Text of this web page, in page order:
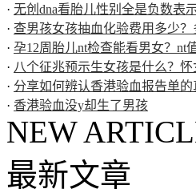
· 无创dna看胎儿性别全是负数表
· 查男孩女孩抽血化验费用多少？
· 孕12周胎儿nt检查能看男女？nt
· 八个征兆预示生女孩是什么？怀
· 分享如何辨认香港验血报告单的
· 香港验血没y却生了男孩
NEW
最新文章